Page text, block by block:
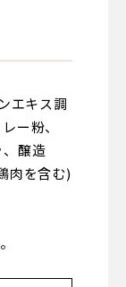
エキス調
ー粉、
醸造
肉を含む)